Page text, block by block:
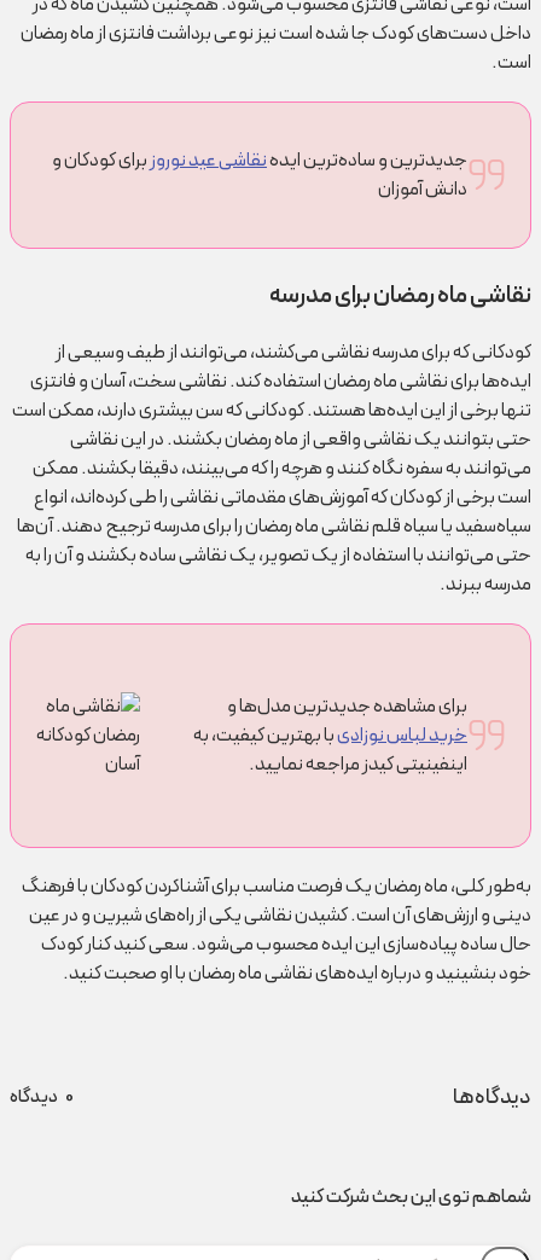
داخل دست‌های کودک جا شده است نیز نوعی برداشت فانتزی از ماه رمضان
است.
جدیدترین و ساده‌ترین ایدهنقاشی عید نوروزبرای کودکان و
دانش آموزان
نقاشی ماه رمضان برای مدرسه
کودکانی که برای مدرسه نقاشی می‌کشند، می‌توانند از طیف وسیعی از
ایده‌ها برای نقاشی ماه رمضان استفاده کند. نقاشی سخت، آسان و فانتزی
تنها برخی از این ایده‌ها هستند. کودکانی که سن بیشتری دارند، ممکن است
حتی بتوانند یک نقاشی واقعی از ماه رمضان بکشند. در این نقاشی
می‌توانند به سفره نگاه کنند و هرچه را که می‌بینند، دقیقا بکشند. ممکن
است برخی از کودکان که آموزش‌های مقدماتی نقاشی را طی کرده‌اند، انواع
سیاه‌سفید یا سیاه قلم نقاشی ماه رمضان را برای مدرسه ترجیح دهند. آن‌ها
حتی می‌توانند با استفاده از یک تصویر، یک نقاشی ساده بکشند و آن را به
مدرسه ببرند.
برای مشاهده جدیدترین مدل‌ها و
خرید لباس نوزادیبا بهترین کیفیت، به
اینفینیتی کیدز مراجعه نمایید.
به‌طور کلی، ماه رمضان یک فرصت مناسب برای آشنا‌کردن کودکان با فرهنگ
دینی و ارزش‌های آن است. کشیدن نقاشی یکی از راه‌های شیرین و در عین
حال ساده پیاده‌سازی این ایده محسوب می‌شود. سعی کنید کنار کودک
خود بنشینید و درباره ایده‌های نقاشی ماه رمضان با او صحبت کنید.
دیدگاه‌ها 0 دیدگاه
شماهم توی این بحث شرکت کنید